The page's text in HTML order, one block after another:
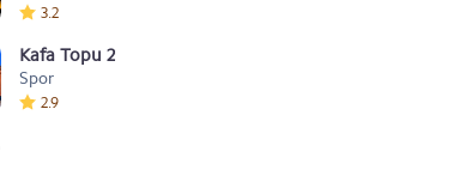
3.2
Kafa Topu 2
Spor
2.9